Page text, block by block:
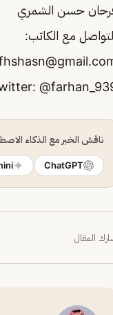
حسن الشمري
مع الكاتب:
ناقش الخبر مع الذكاء
ChatGPT
المقال